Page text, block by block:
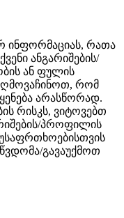
ინფორმაციას, რათა
ანგარიშების/
ან ფულის
რომ
არასწორად.
რისკს, ვიტოვებთ
პროფილის
გავაუქმოთ